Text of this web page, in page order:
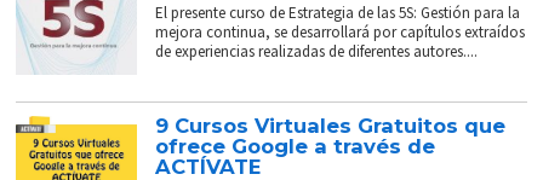
El presente curso de Estrategia de las 5S: Gestión para la
mejora continua, se desarrollará por capítulos extraídos
de experiencias realizadas de diferentes autores....
9 Cursos Virtuales Gratuitos que
ofrece Google a través de
ACTÍVATE